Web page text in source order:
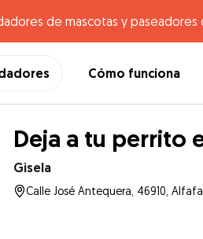
de mascotas y
Cómo funciona
Deja a tu perrito
Gisela
Calle José Antequera, 46910,